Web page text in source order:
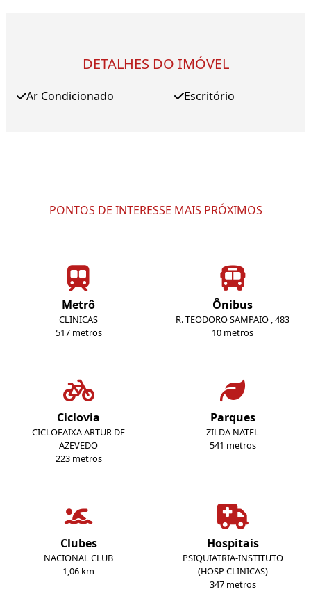
DETALHES DO IMÓVEL
Ar Condicionado Escritório
PONTOS DE INTERESSE MAIS PRÓXIMOS
Metrô
CLINICAS
517 metros
Ônibus
R. TEODORO SAMPAIO , 483
10 metros
Ciclovia
CICLOFAIXA ARTUR DE
AZEVEDO
223 metros
Parques
ZILDA NATEL
541 metros
Clubes
NACIONAL CLUB
1,06 km
Hospitais
PSIQUIATRIA-INSTITUTO
(HOSP CLINICAS)
347 metros